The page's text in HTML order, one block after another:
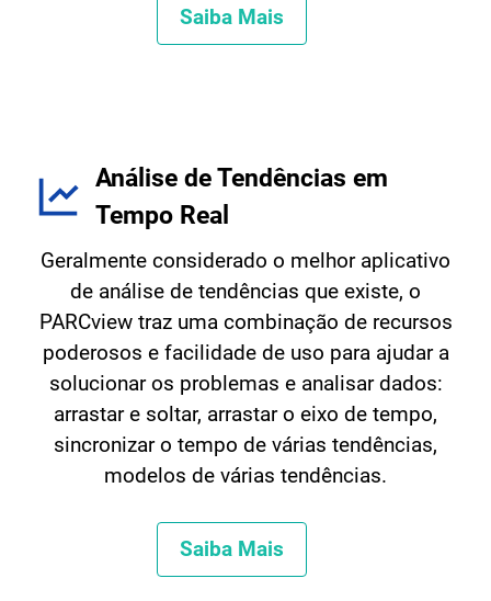
Saiba Mais
Análise de Tendências em
Tempo Real
Geralmente considerado o melhor aplicativo
de análise de tendências que existe, o
PARCview traz uma combinação de recursos
poderosos e facilidade de uso para ajudar a
solucionar os problemas e analisar dados:
arrastar e soltar, arrastar o eixo de tempo,
sincronizar o tempo de várias tendências,
modelos de várias tendências.
Saiba Mais